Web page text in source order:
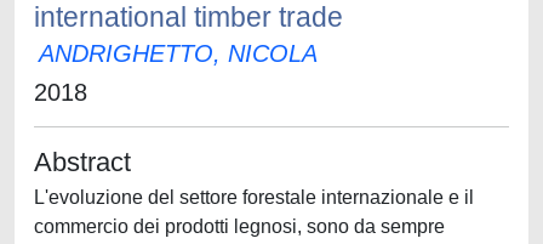
international timber trade
ANDRIGHETTO, NICOLA
2018
Abstract
L'evoluzione del settore forestale internazionale e il
commercio dei prodotti legnosi, sono da sempre